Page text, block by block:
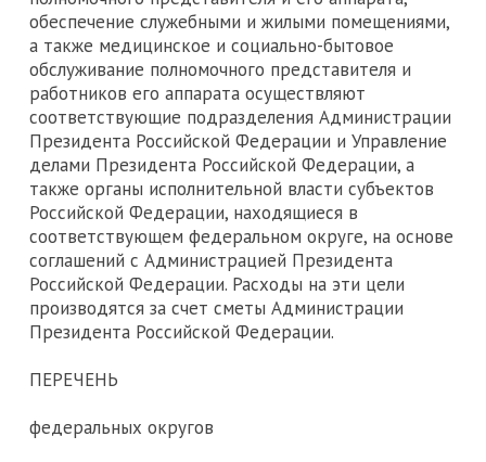
обеспечение служебными и жилыми помещениями,
а также медицинское и социально-бытовое
обслуживание полномочного представителя и
работников его аппарата осуществляют
соответствующие подразделения Администрации
Президента Российской Федерации и Управление
делами Президента Российской Федерации, а
также органы исполнительной власти субъектов
Российской Федерации, находящиеся в
соответствующем федеральном округе, на основе
соглашений с Администрацией Президента
Российской Федерации. Расходы на эти цели
производятся за счет сметы Администрации
Президента Российской Федерации.
ПЕРЕЧЕНЬ
федеральных округов